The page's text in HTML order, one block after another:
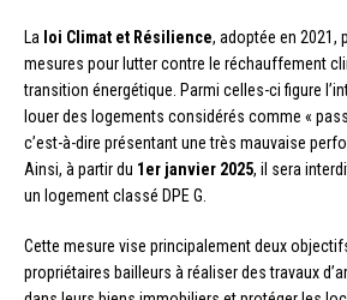
La loi Climat et Résilience, adoptée en 2021,
mesures pour lutter contre le réchauffement
transition énergétique. Parmi celles-ci figure
louer des logements considérés comme «
c’est-à-dire présentant une très mauvaise
Ainsi, à partir du 1er janvier 2025, il sera
un logement classé DPE G.
Cette mesure vise principalement deux
propriétaires bailleurs à réaliser des travaux